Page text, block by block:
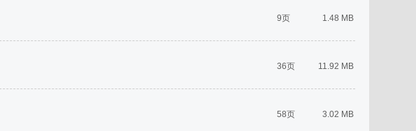
1.48 MB
9页
11.92 MB
36页
3.02 MB
58页